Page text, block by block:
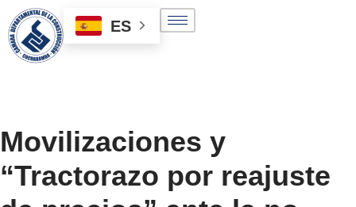
Saltar
al
ES
Movilizaciones y
“Tractorazo por reajuste